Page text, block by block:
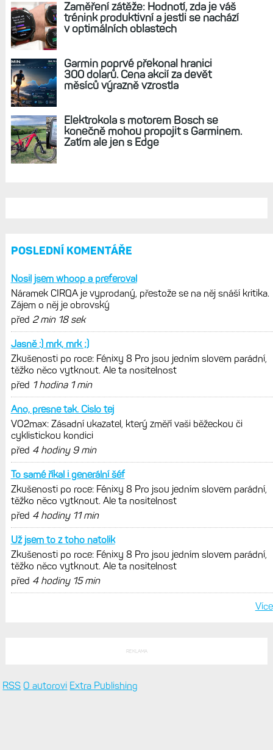
Zaměření zátěže: Hodnotí, zda je váš
trénink produktivní a jestli se nachází
v optimálních oblastech
Garmin poprvé překonal hranici
300 dolarů. Cena akcií za devět
měsíců výrazně vzrostla
Elektrokola s motorem Bosch se
konečně mohou propojit s Garminem.
Zatím ale jen s Edge
POSLEDNÍ KOMENTÁŘE
Nosil jsem whoop a preferoval
Náramek CIRQA je vyprodaný, přestože se na něj snáší kritika.
Zájem o něj je obrovský
před 2 min 18 sek
Jasně :) mrk, mrk ;)
Zkušenosti po roce: Fénixy 8 Pro jsou jedním slovem parádní,
těžko něco vytknout. Ale ta nositelnost
před 1 hodina 1 min
Ano, presne tak. Cislo tej
VO2max: Zásadní ukazatel, který změří vaši běžeckou či
cyklistickou kondici
před 4 hodiny 9 min
To samé říkal i generální šéf
Zkušenosti po roce: Fénixy 8 Pro jsou jedním slovem parádní,
těžko něco vytknout. Ale ta nositelnost
před 4 hodiny 11 min
Už jsem to z toho natolik
Zkušenosti po roce: Fénixy 8 Pro jsou jedním slovem parádní,
těžko něco vytknout. Ale ta nositelnost
před 4 hodiny 15 min
Více
REKLAMA
RSS O autorovi Extra Publishing